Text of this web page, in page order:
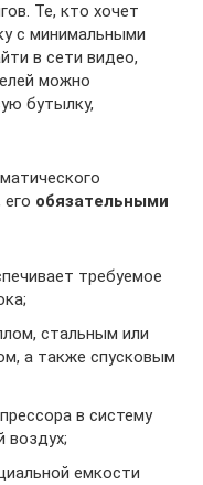
Те, кто хочет
с минимальными
в сети видео,
можно
бутылку,
обязательными
требуемое
стальным или
а также спусковым
в систему
воздух;
емкости